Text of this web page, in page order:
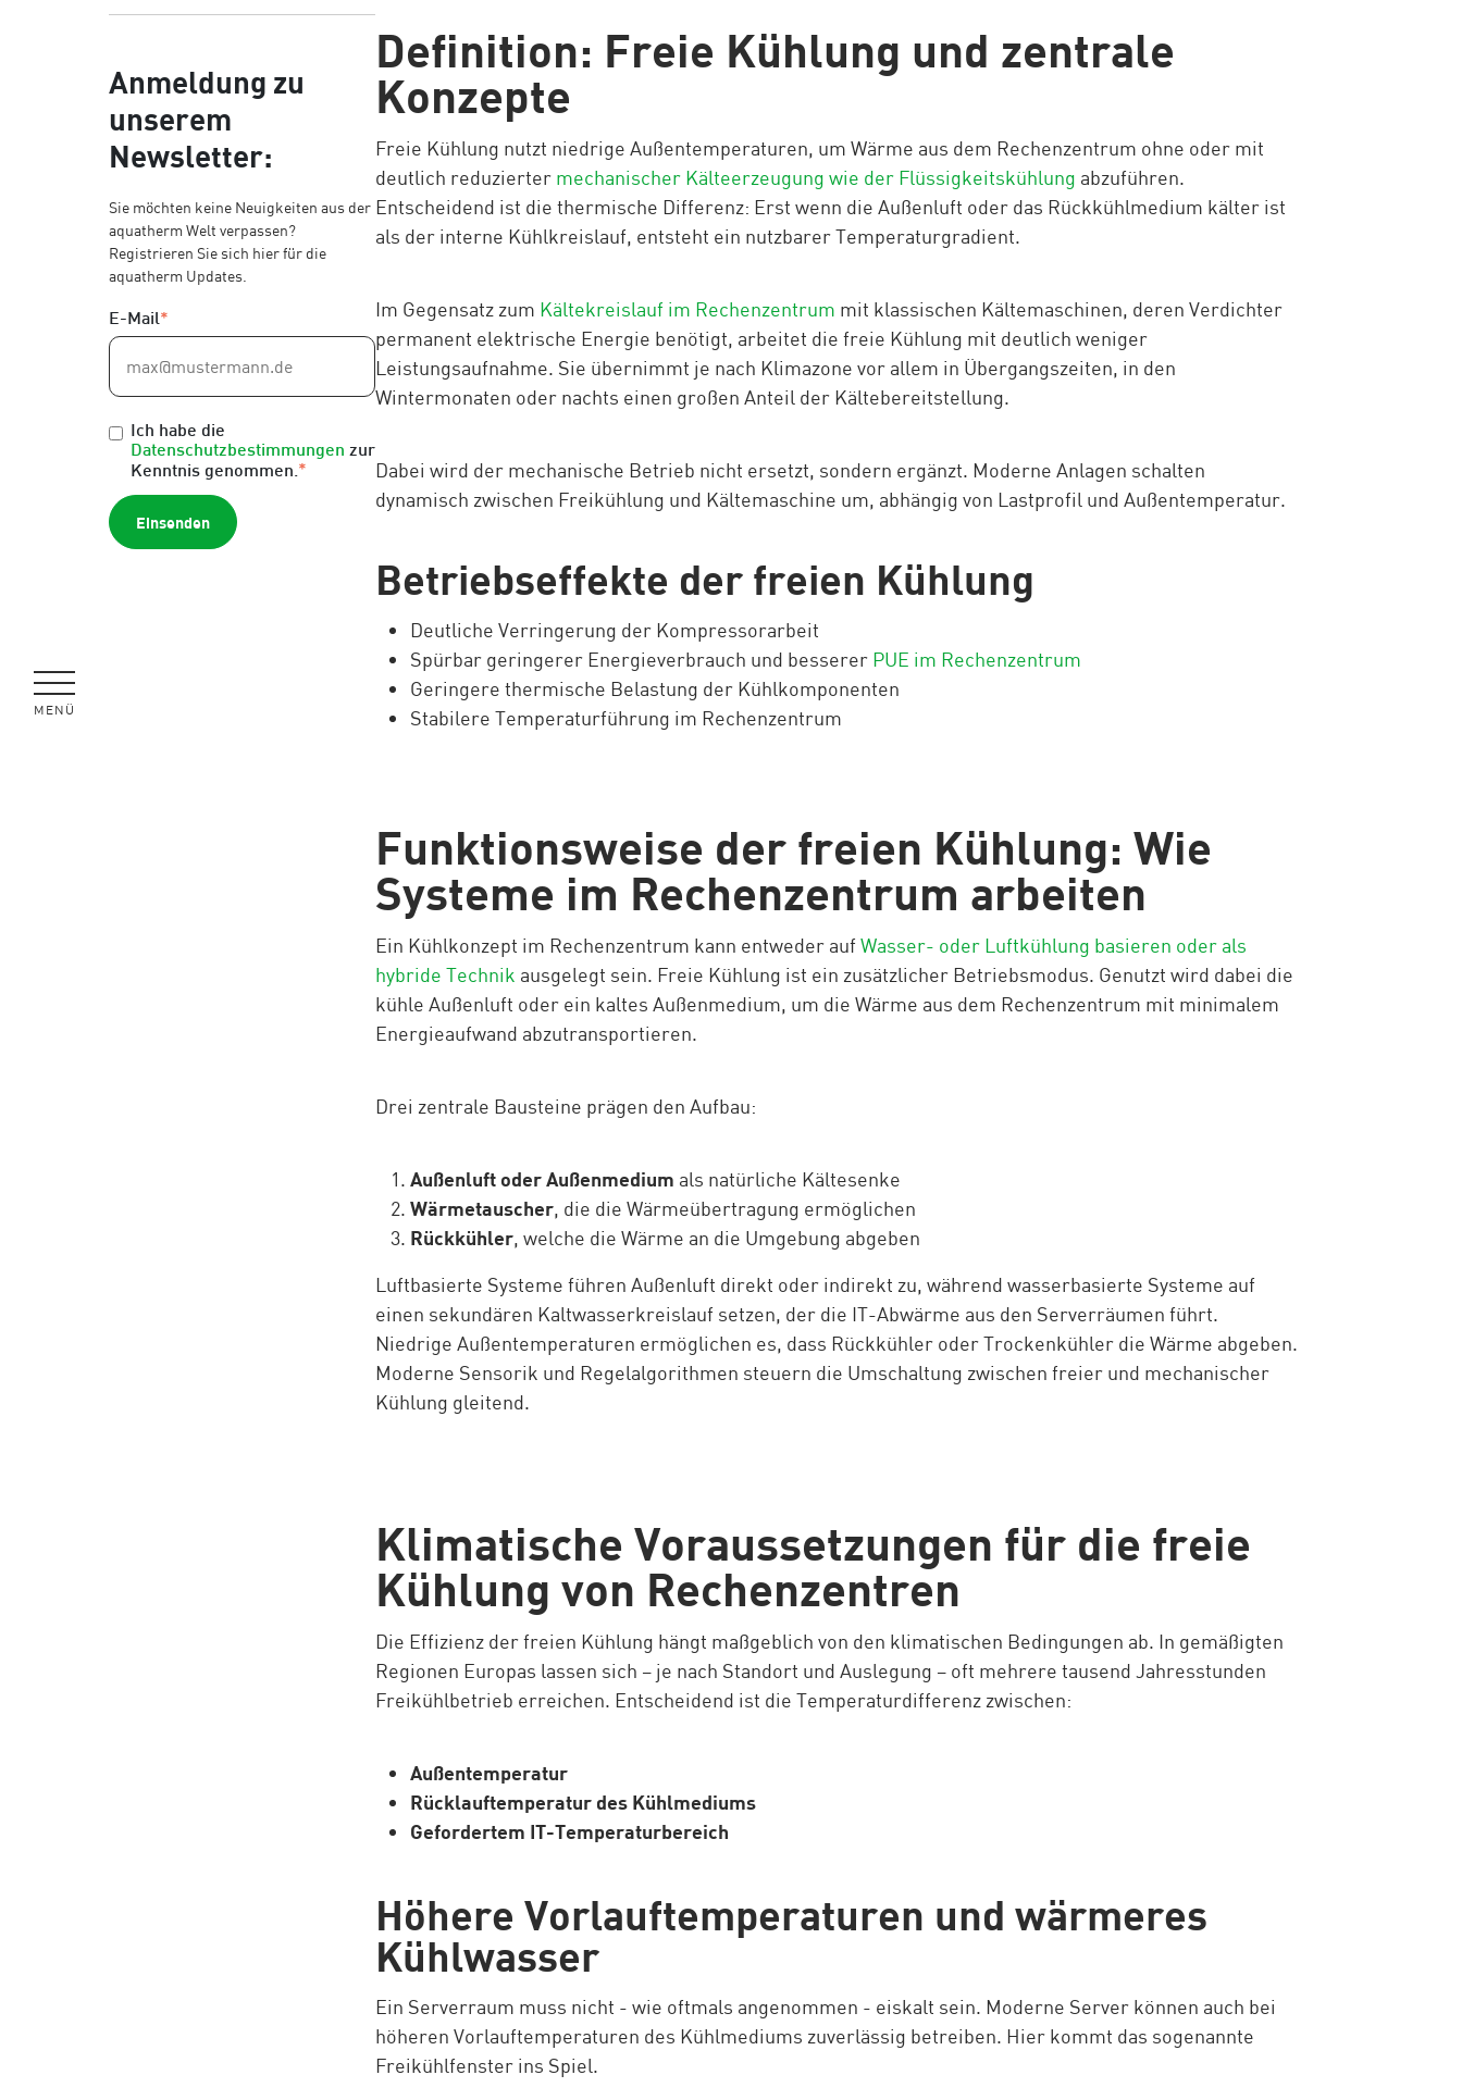
MENÜ
Definition: Freie Kühlung und zentrale
Konzepte
Freie Kühlung nutzt niedrige Außentemperaturen, um Wärme aus dem Rechenzentrum ohne oder mit
deutlich reduzierter mechanischer Kälteerzeugung wie der Flüssigkeitskühlung abzuführen.
Entscheidend ist die thermische Differenz: Erst wenn die Außenluft oder das Rückkühlmedium kälter ist
als der interne Kühlkreislauf, entsteht ein nutzbarer Temperaturgradient.
Im Gegensatz zum Kältekreislauf im Rechenzentrum mit klassischen Kältemaschinen, deren Verdichter
permanent elektrische Energie benötigt, arbeitet die freie Kühlung mit deutlich weniger
Leistungsaufnahme. Sie übernimmt je nach Klimazone vor allem in Übergangszeiten, in den
Wintermonaten oder nachts einen großen Anteil der Kältebereitstellung.
Dabei wird der mechanische Betrieb nicht ersetzt, sondern ergänzt. Moderne Anlagen schalten
dynamisch zwischen Freikühlung und Kältemaschine um, abhängig von Lastprofil und Außentemperatur.
Betriebseffekte der freien Kühlung
Deutliche Verringerung der Kompressorarbeit
Spürbar geringerer Energieverbrauch und besserer PUE im Rechenzentrum
Geringere thermische Belastung der Kühlkomponenten
Stabilere Temperaturführung im Rechenzentrum
Funktionsweise der freien Kühlung: Wie
Systeme im Rechenzentrum arbeiten
Ein Kühlkonzept im Rechenzentrum kann entweder auf Wasser- oder Luftkühlung basieren oder als
hybride Technik ausgelegt sein. Freie Kühlung ist ein zusätzlicher Betriebsmodus. Genutzt wird dabei die
kühle Außenluft oder ein kaltes Außenmedium, um die Wärme aus dem Rechenzentrum mit minimalem
Energieaufwand abzutransportieren.
Drei zentrale Bausteine prägen den Aufbau:
Außenluft oder Außenmedium als natürliche Kältesenke
Wärmetauscher, die die Wärmeübertragung ermöglichen
Rückkühler, welche die Wärme an die Umgebung abgeben
Luftbasierte Systeme führen Außenluft direkt oder indirekt zu, während wasserbasierte Systeme auf
einen sekundären Kaltwasserkreislauf setzen, der die IT-Abwärme aus den Serverräumen führt.
Niedrige Außentemperaturen ermöglichen es, dass Rückkühler oder Trockenkühler die Wärme abgeben.
Moderne Sensorik und Regelalgorithmen steuern die Umschaltung zwischen freier und mechanischer
Kühlung gleitend.
Klimatische Voraussetzungen für die freie
Kühlung von Rechenzentren
Die Effizienz der freien Kühlung hängt maßgeblich von den klimatischen Bedingungen ab. In gemäßigten
Regionen Europas lassen sich – je nach Standort und Auslegung – oft mehrere tausend Jahresstunden
Freikühlbetrieb erreichen. Entscheidend ist die Temperaturdifferenz zwischen:
Außentemperatur
Rücklauftemperatur des Kühlmediums
Gefordertem IT-Temperaturbereich
Höhere Vorlauftemperaturen und wärmeres
Kühlwasser
Ein Serverraum muss nicht - wie oftmals angenommen - eiskalt sein. Moderne Server können auch bei
höheren Vorlauftemperaturen des Kühlmediums zuverlässig betreiben. Hier kommt das sogenannte
Freikühlfenster ins Spiel.
Anmeldung zu
unserem
Newsletter:
Sie möchten keine Neuigkeiten aus der
aquatherm Welt verpassen?
Registrieren Sie sich hier für die
aquatherm Updates.
E-Mail*
Ich habe die
Datenschutzbestimmungen zur
Kenntnis genommen.*